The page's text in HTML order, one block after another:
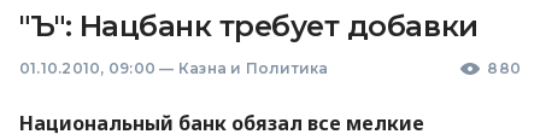
"Ъ": Нацбанк требует добавки
01.10.2010, 09:00 — Казна и Политика 880
Национальный банк обязал все мелкие